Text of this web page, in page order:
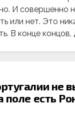
И совершенно
или нет. Это
В конце
не
поле есть